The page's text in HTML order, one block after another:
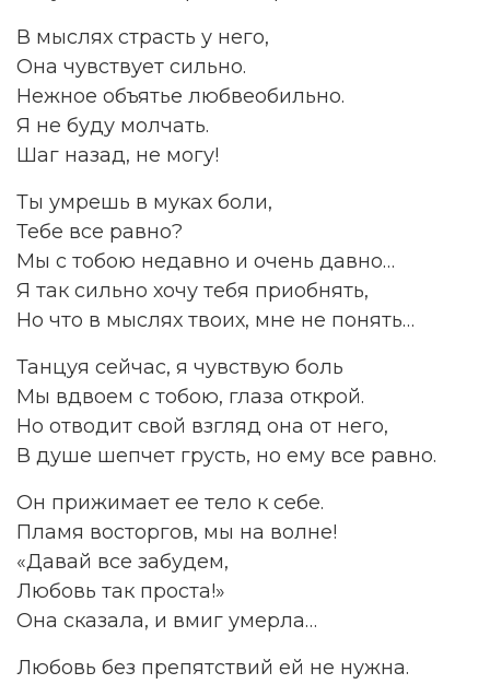
В мыслях страсть у него,
Она чувствует сильно.
Нежное объятье любвеобильно.
Я не буду молчать.
Шаг назад, не могу!
Ты умрешь в муках боли,
Тебе все равно?
Мы с тобою недавно и очень давно…
Я так сильно хочу тебя приобнять,
Но что в мыслях твоих, мне не понять…
Танцуя сейчас, я чувствую боль
Мы вдвоем с тобою, глаза открой.
Но отводит свой взгляд она от него,
В душе шепчет грусть, но ему все равно.
Он прижимает ее тело к себе.
Пламя восторгов, мы на волне!
«Давай все забудем,
Любовь так проста!»
Она сказала, и вмиг умерла…
Любовь без препятствий ей не нужна.